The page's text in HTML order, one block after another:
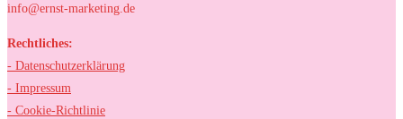
info@ernst-marketing.de
Rechtliches:
- Datenschutzerklärung
- Impressum
- Cookie-Richtlinie